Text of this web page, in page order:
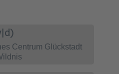
Centrum Glückstadt